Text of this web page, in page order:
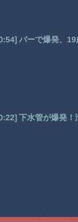
バーで爆発、
下水管が爆発！